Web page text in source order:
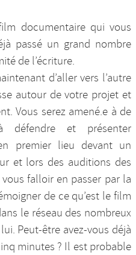
documentaire qui vous
passé un grand nombre
de l’écriture.
d’aller vers l’autre
autour de votre projet et
Vous serez amené.e à de
défendre et présenter
premier lieu devant un
et lors des auditions des
falloir en passer par la
de ce qu’est le film
le réseau des nombreux
Peut-être avez-vous déjà
minutes ? Il est probable